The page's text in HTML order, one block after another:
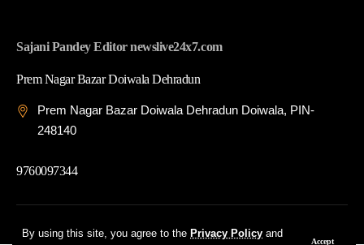
By using this site, you agree to the Privacy Policy and
Accept
Sajani Pandey Editor newslive24x7.com
Prem Nagar Bazar Doiwala Dehradun
Prem Nagar Bazar Doiwala Dehradun Doiwala, PIN-
248140
9760097344